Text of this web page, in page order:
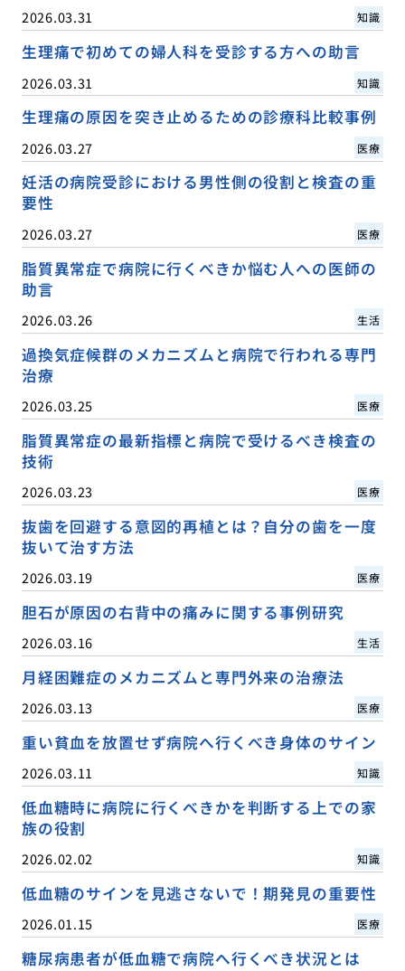
2026.03.31 知識
生理痛で初めての婦人科を受診する方への助言
2026.03.31 知識
生理痛の原因を突き止めるための診療科比較事例
2026.03.27 医療
妊活の病院受診における男性側の役割と検査の重
要性
2026.03.27 医療
脂質異常症で病院に行くべきか悩む人への医師の
助言
2026.03.26 生活
過換気症候群のメカニズムと病院で行われる専門
治療
2026.03.25 医療
脂質異常症の最新指標と病院で受けるべき検査の
技術
2026.03.23 医療
抜歯を回避する意図的再植とは？自分の歯を一度
抜いて治す方法
2026.03.19 医療
胆石が原因の右背中の痛みに関する事例研究
2026.03.16 生活
月経困難症のメカニズムと専門外来の治療法
2026.03.13 医療
重い貧血を放置せず病院へ行くべき身体のサイン
2026.03.11 知識
低血糖時に病院に行くべきかを判断する上での家
族の役割
2026.02.02 知識
低血糖のサインを見逃さないで！期発見の重要性
2026.01.15 医療
糖尿病患者が低血糖で病院へ行くべき状況とは